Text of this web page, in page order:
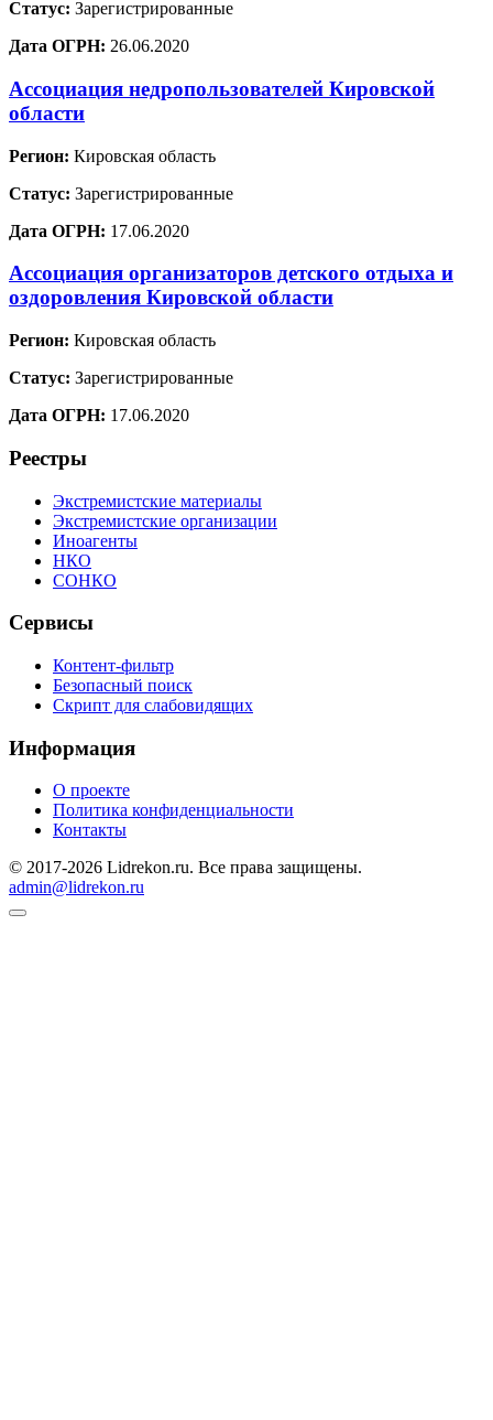
Статус: Зарегистрированные
Дата ОГРН: 26.06.2020
Ассоциация недропользователей Кировской
области
Регион: Кировская область
Статус: Зарегистрированные
Дата ОГРН: 17.06.2020
Ассоциация организаторов детского отдыха и
оздоровления Кировской области
Регион: Кировская область
Статус: Зарегистрированные
Дата ОГРН: 17.06.2020
Реестры
Экстремистские материалы
Экстремистские организации
Иноагенты
НКО
СОНКО
Сервисы
Контент-фильтр
Безопасный поиск
Скрипт для слабовидящих
Информация
О проекте
Политика конфиденциальности
Контакты
© 2017-2026 Lidrekon.ru. Все права защищены.
admin@lidrekon.ru